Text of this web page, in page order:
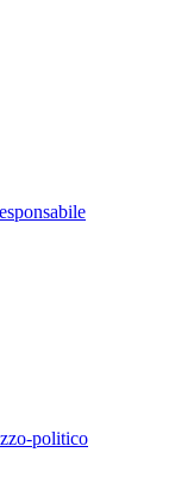
politico